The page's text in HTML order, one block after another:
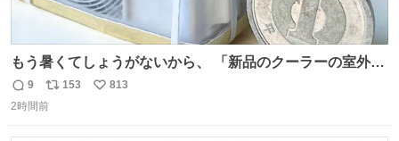
もう暑くてしょうがないから、 「新品のクーラーの室外機
のミニチュア」 でも見ていってよ
返
信
9
リ
ポ
153
い
813
2時間前